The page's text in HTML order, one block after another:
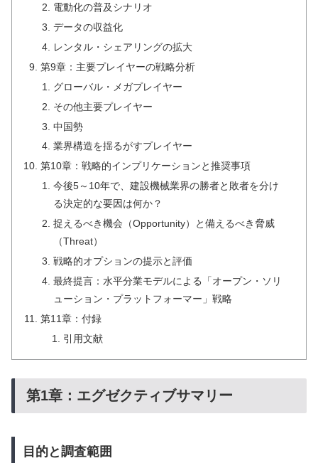
電動化の普及シナリオ
データの収益化
レンタル・シェアリングの拡大
第9章：主要プレイヤーの戦略分析
グローバル・メガプレイヤー
その他主要プレイヤー
中国勢
業界構造を揺るがすプレイヤー
第10章：戦略的インプリケーションと推奨事項
今後5～10年で、建設機械業界の勝者と敗者を分け
る決定的な要因は何か？
捉えるべき機会（Opportunity）と備えるべき脅威
（Threat）
戦略的オプションの提示と評価
最終提言：水平分業モデルによる「オープン・ソリ
ューション・プラットフォーマー」戦略
第11章：付録
引用文献
第1章：エグゼクティブサマリー
目的と調査範囲